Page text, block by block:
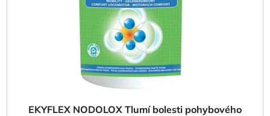
EKYFLEX NODOLOX Tlumí bolesti pohybového